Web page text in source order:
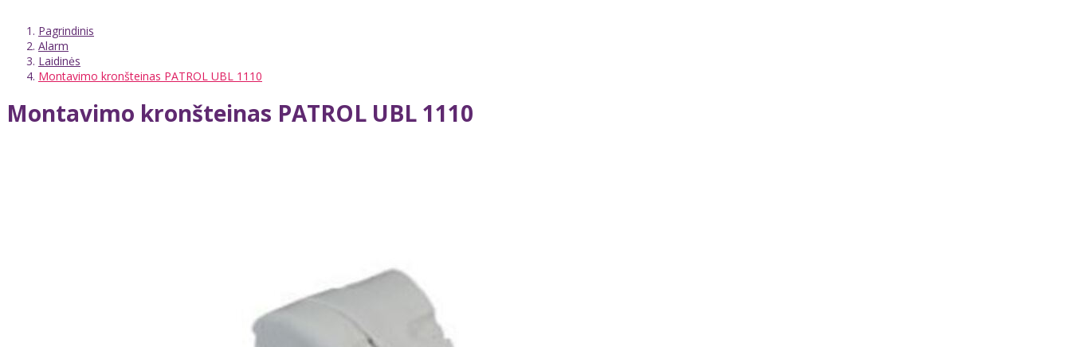
Pagrindinis
Alarm
Laidinės
Montavimo kronšteinas PATROL UBL 1110
Montavimo kronšteinas PATROL UBL 1110